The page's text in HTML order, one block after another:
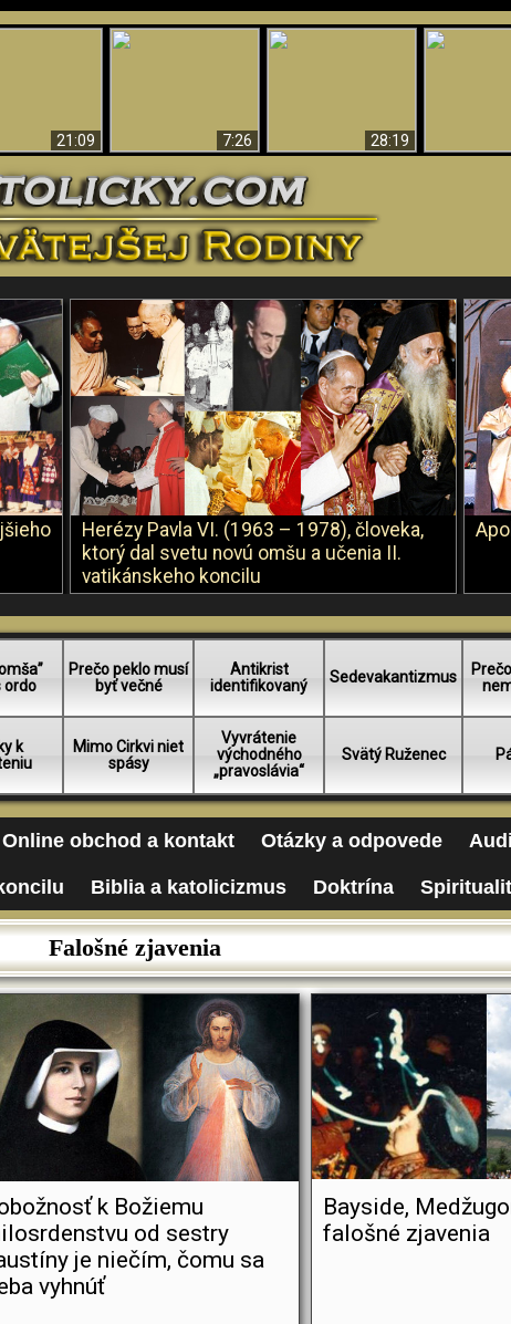
21:09
7:26 28:19
Herézy Pavla VI. (1963 – 1978), človeka,
ktorý dal svetu novú omšu a učenia II.
vatikánskeho koncilu
ordo
Prečo peklo musí
byť večné
Antikrist
identifikovaný
Sedevakantizmus
k
Mimo Cirkvi niet
spásy
Vyvrátenie
východného
„pravoslávia“
Svätý Ruženec
Online obchod a kontakt Otázky a odpovede
Biblia a katolicizmus Doktrína
Falošné zjavenia
k Božiemu
od sestry
je niečím, čomu sa
vyhnúť
Bayside,
falošné zjavenia